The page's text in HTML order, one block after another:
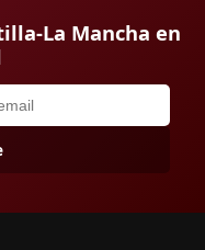
La Mancha en